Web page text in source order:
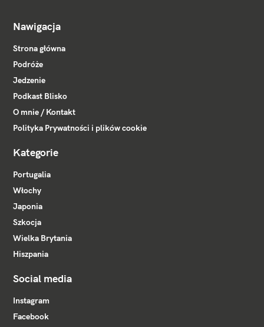
Nawigacja
Strona główna
Podróże
Jedzenie
Podkast Blisko
O mnie / Kontakt
Polityka Prywatności i plików cookie
Kategorie
Portugalia
Włochy
Japonia
Szkocja
Wielka Brytania
Hiszpania
Social media
Instagram
Facebook